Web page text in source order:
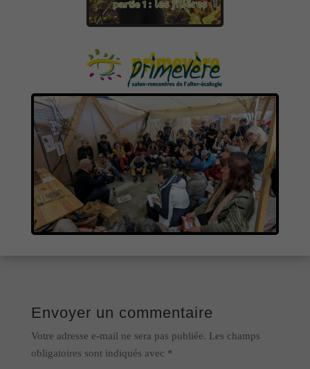
Envoyer un commentaire
Votre adresse e-mail ne sera pas publiée. Les champs
obligatoires sont indiqués avec *